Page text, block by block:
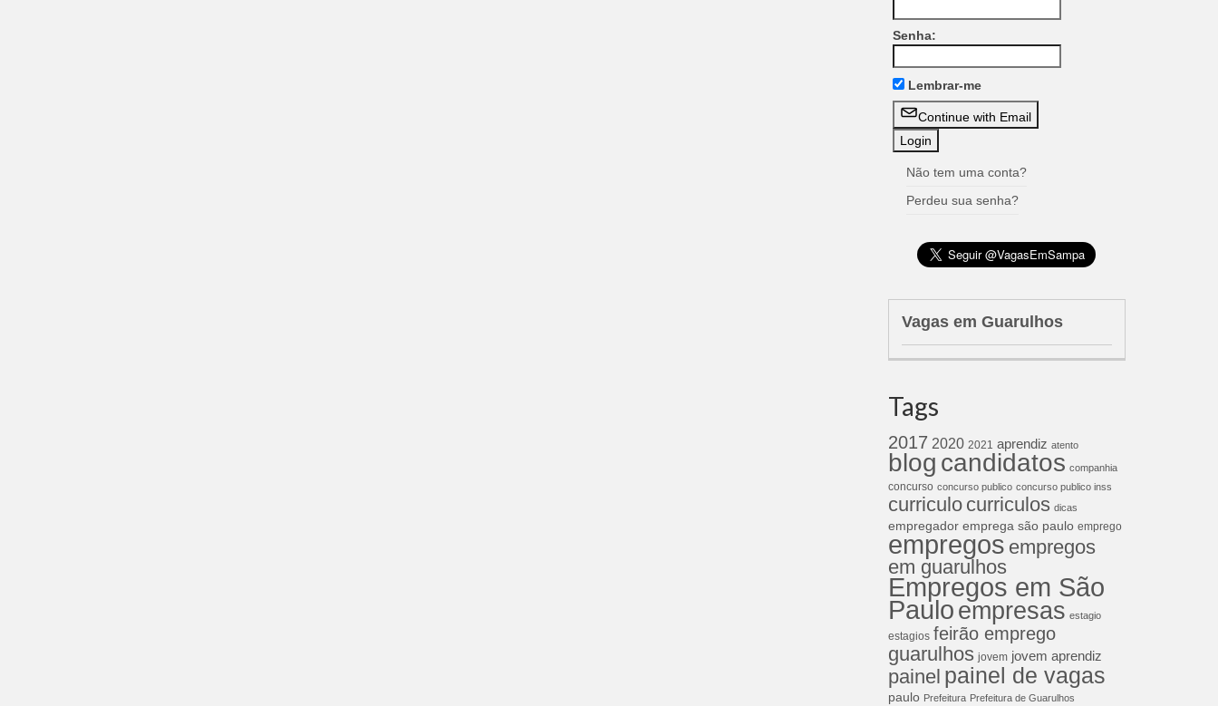
Senha:
Lembrar-me
Continue with Email
Não tem uma conta?
Perdeu sua senha?
Vagas em Guarulhos
Tags
2017 2020 2021 aprendiz atento
blog candidatos companhia
concurso concurso publico concurso publico inss
curriculo curriculos dicas
empregador emprega são paulo emprego
empregos empregos
em guarulhos
Empregos em São
Pauloempresas estagio
estagios feirão emprego
guarulhos jovem jovem aprendiz
painel painel de vagas
paulo Prefeitura Prefeitura de Guarulhos